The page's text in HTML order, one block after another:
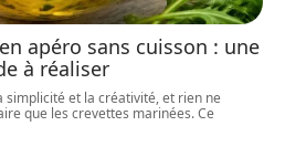
apéro sans cuisson : une
à réaliser
simplicité et la créativité, et rien ne
que les crevettes marinées. Ce